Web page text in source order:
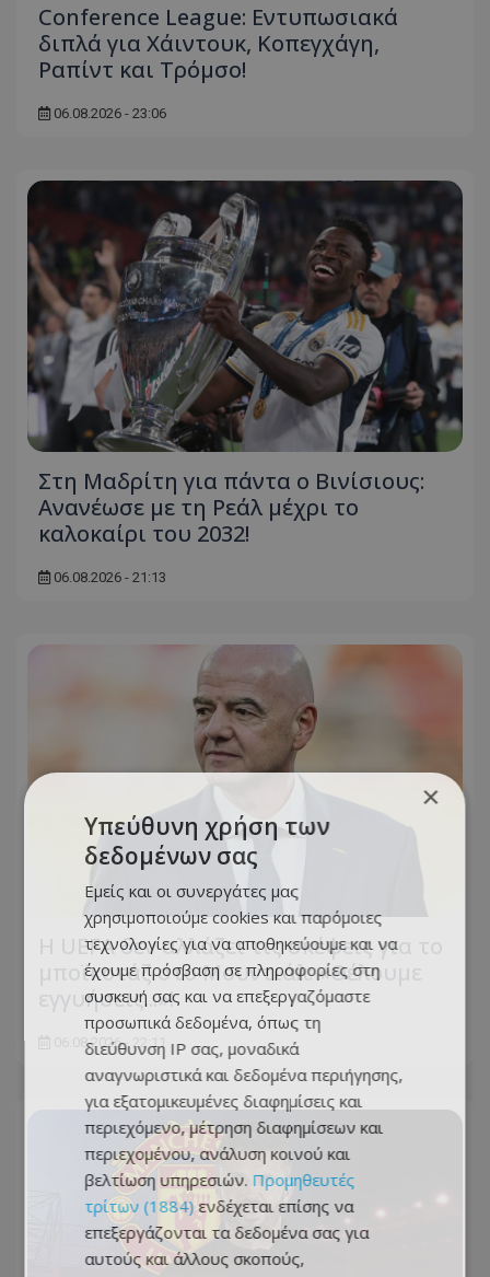
Conference League: Εντυπωσιακά
διπλά για Χάιντουκ, Κοπεγχάγη,
Ραπίντ και Τρόμσο!
06.08.2026 - 23:06
Στη Μαδρίτη για πάντα ο Βινίσιους:
Ανανέωσε με τη Ρεάλ μέχρι το
καλοκαίρι του 2032!
06.08.2026 - 21:13
Η UEFA δεν αλλάζει τις σκέψεις για το
μποϊκοτάζ στο Μουντιάλ: «Θέλουμε
εγγυήσεις...»!
06.08.2026 - 22:11
×
Υπεύθυνη χρήση των
δεδομένων σας
Εμείς και οι συνεργάτες μας
χρησιμοποιούμε cookies και παρόμοιες
τεχνολογίες για να αποθηκεύουμε και να
έχουμε πρόσβαση σε πληροφορίες στη
συσκευή σας και να επεξεργαζόμαστε
προσωπικά δεδομένα, όπως τη
διεύθυνση IP σας, μοναδικά
αναγνωριστικά και δεδομένα περιήγησης,
για εξατομικευμένες διαφημίσεις και
περιεχόμενο, μέτρηση διαφημίσεων και
περιεχομένου, ανάλυση κοινού και
βελτίωση υπηρεσιών. Προμηθευτές
τρίτων (1884)ενδέχεται επίσης να
επεξεργάζονται τα δεδομένα σας για
αυτούς και άλλους σκοπούς,